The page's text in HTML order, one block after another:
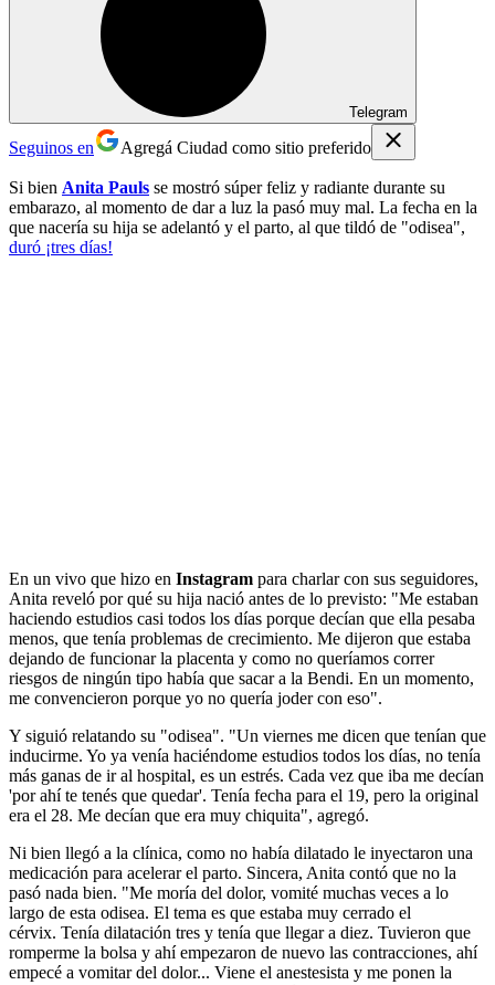
Telegram
Seguinos en Agregá Ciudad como sitio preferido
Si bien Anita Pauls se mostró súper feliz y radiante durante su
embarazo, al momento de dar a luz la pasó muy mal. La fecha en la
que nacería su hija se adelantó y el parto, al que tildó de "odisea",
duró ¡tres días!
En un vivo que hizo en Instagram para charlar con sus seguidores,
Anita reveló por qué su hija nació antes de lo previsto: "Me estaban
haciendo estudios casi todos los días porque decían que ella pesaba
menos, que tenía problemas de crecimiento. Me dijeron que estaba
dejando de funcionar la placenta y como no queríamos correr
riesgos de ningún tipo había que sacar a la Bendi. En un momento,
me convencieron porque yo no quería joder con eso".
Y siguió relatando su "odisea". "Un viernes me dicen que tenían que
inducirme. Yo ya venía haciéndome estudios todos los días, no tenía
más ganas de ir al hospital, es un estrés. Cada vez que iba me decían
'por ahí te tenés que quedar'. Tenía fecha para el 19, pero la original
era el 28. Me decían que era muy chiquita", agregó.
Ni bien llegó a la clínica, como no había dilatado le inyectaron una
medicación para acelerar el parto. Sincera, Anita contó que no la
pasó nada bien. "Me moría del dolor, vomité muchas veces a lo
largo de esta odisea. El tema es que estaba muy cerrado el
cérvix. Tenía dilatación tres y tenía que llegar a diez. Tuvieron que
romperme la bolsa y ahí empezaron de nuevo las contracciones, ahí
empecé a vomitar del dolor... Viene el anestesista y me ponen la